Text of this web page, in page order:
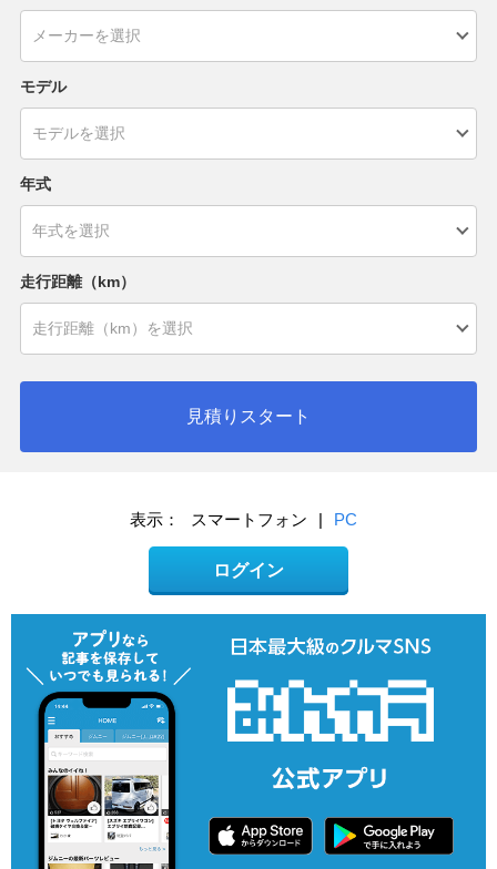
モデル
年式
走行距離（km）
見積りスタート
表示： スマートフォン | PC
ログイン